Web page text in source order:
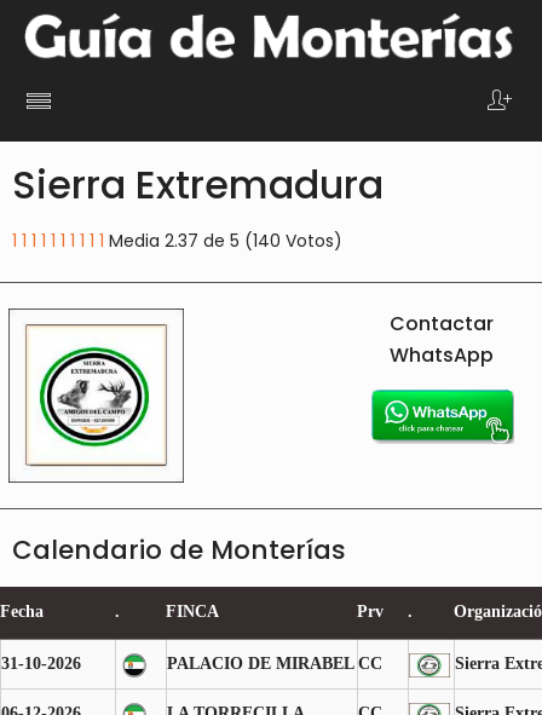
Sierra Extremadura
1 1 1 1 1 1 1 1 1 1 Media 2.37 de 5 (140 Votos)
Contactar
WhatsApp
Calendario de Monterías
Fecha . FINCA Prv .
31-10-2026 PALACIO DE MIRABEL CC Sierra